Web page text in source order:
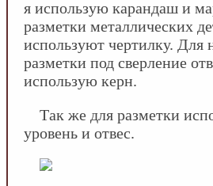
я использую карандаш и
разметки металлических
используют чертилку. Для
разметки под сверление
использую керн.
Так же для разметки
уровень и отвес.